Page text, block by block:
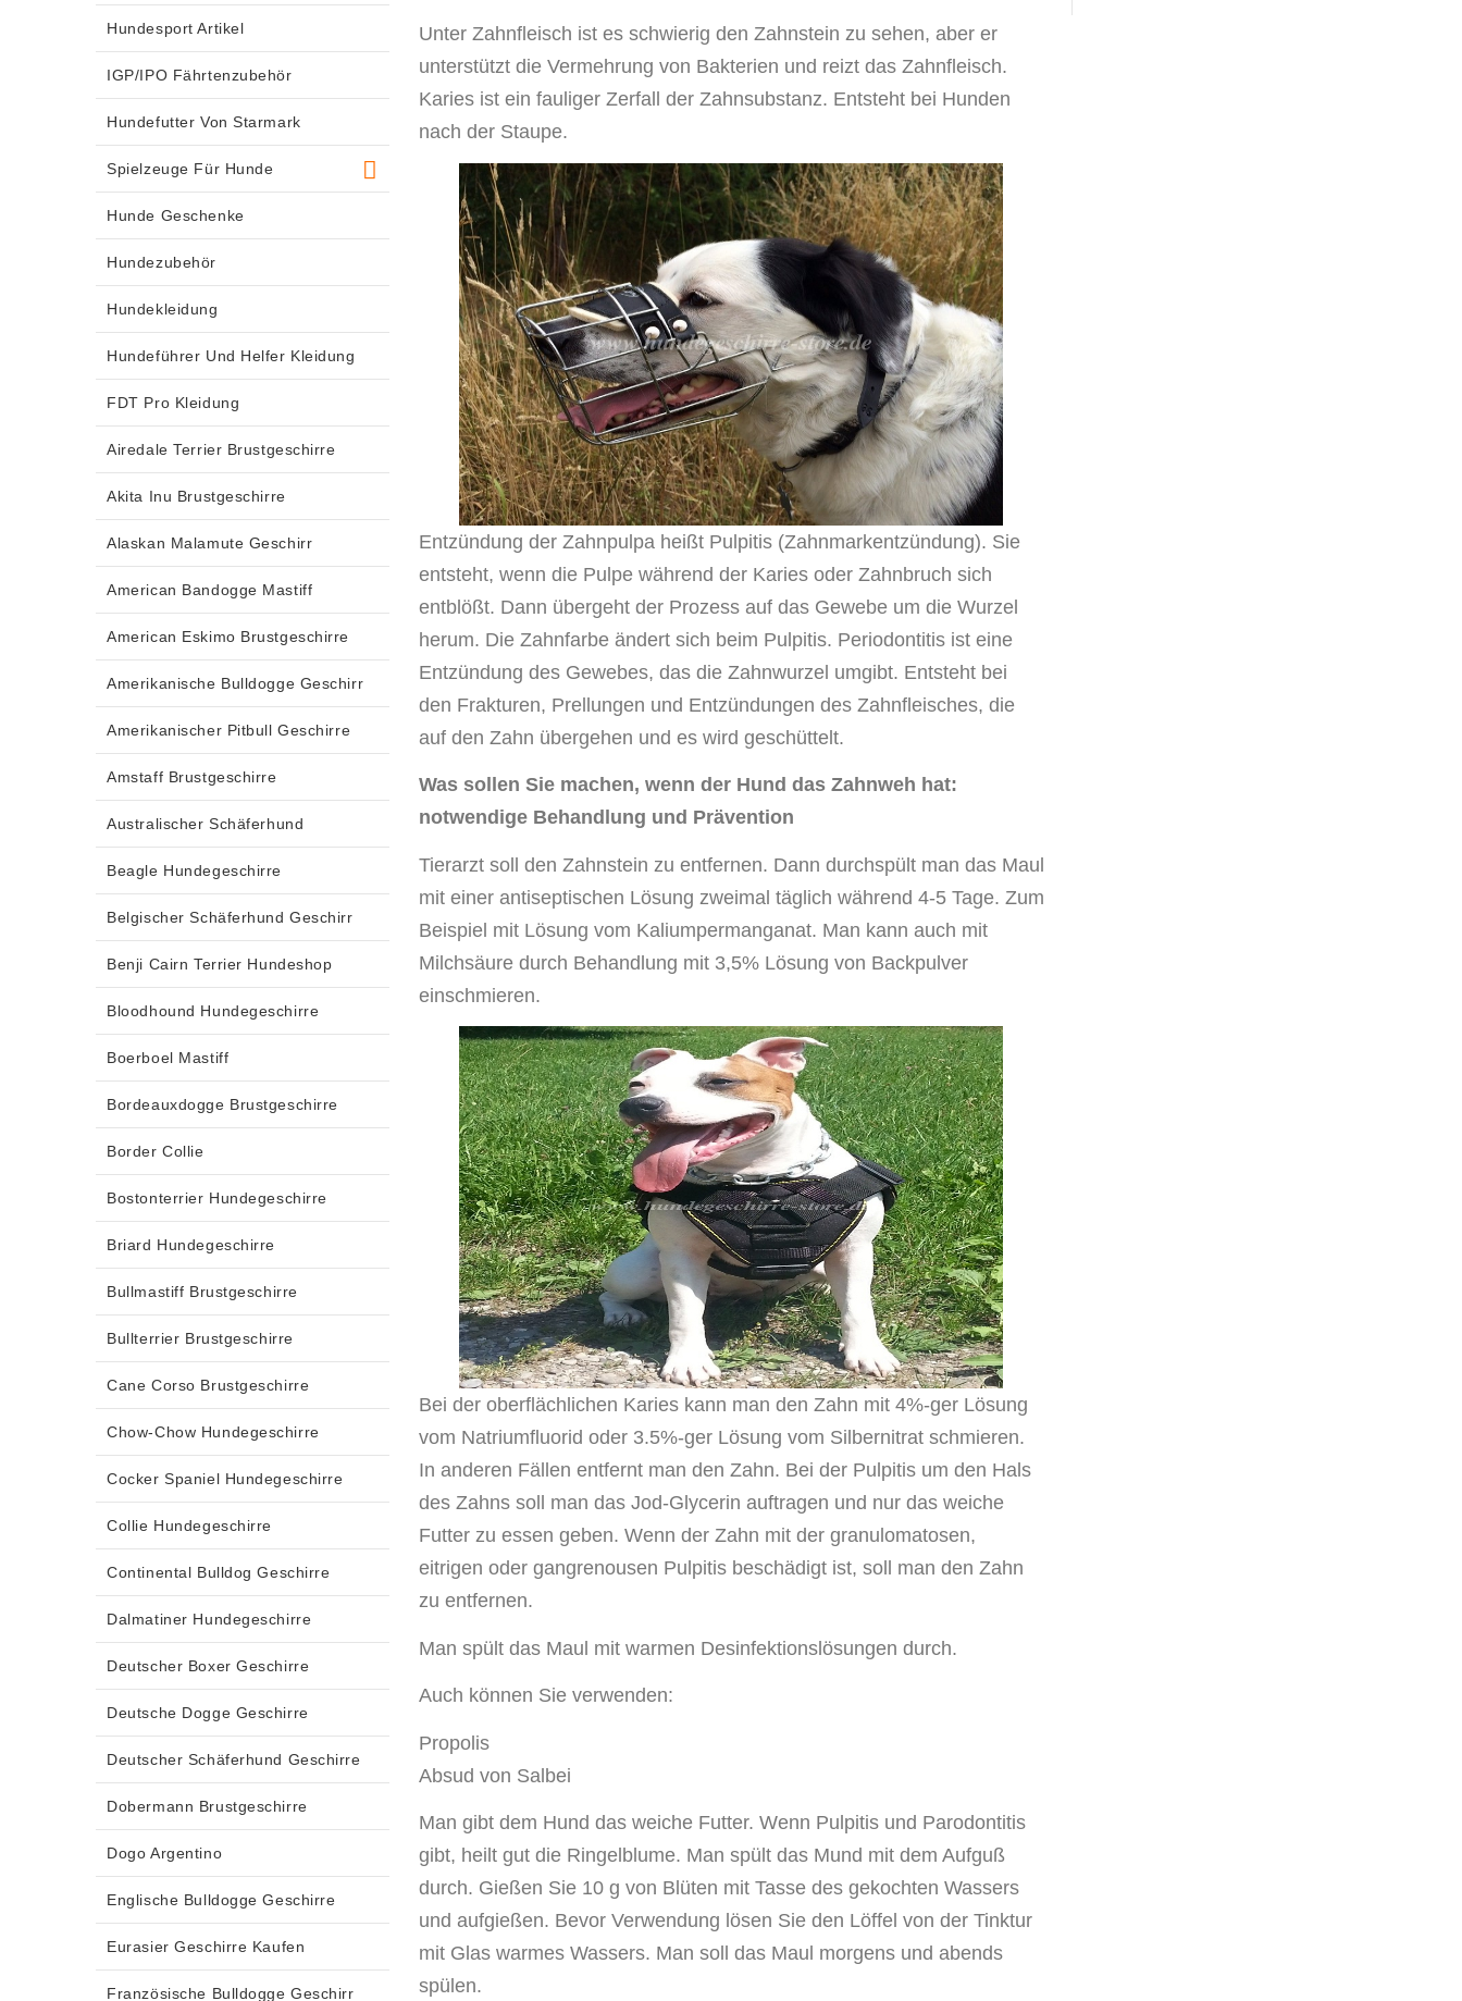
Unter Zahnfleisch ist es schwierig den Zahnstein zu sehen, aber er
unterstützt die Vermehrung von Bakterien und reizt das Zahnfleisch.
Karies ist ein fauliger Zerfall der Zahnsubstanz. Entsteht bei Hunden
nach der Staupe.
Entzündung der Zahnpulpa heißt Pulpitis (Zahnmarkentzündung). Sie
entsteht, wenn die Pulpe während der Karies oder Zahnbruch sich
entblößt. Dann übergeht der Prozess auf das Gewebe um die Wurzel
herum. Die Zahnfarbe ändert sich beim Pulpitis. Periodontitis ist eine
Entzündung des Gewebes, das die Zahnwurzel umgibt. Entsteht bei
den Frakturen, Prellungen und Entzündungen des Zahnfleisches, die
auf den Zahn übergehen und es wird geschüttelt.
Was sollen Sie machen, wenn der Hund das Zahnweh hat:
notwendige Behandlung und Prävention
Tierarzt soll den Zahnstein zu entfernen. Dann durchspült man das Maul
mit einer antiseptischen Lösung zweimal täglich während 4-5 Tage. Zum
Beispiel mit Lösung vom Kaliumpermanganat. Man kann auch mit
Milchsäure durch Behandlung mit 3,5% Lösung von Backpulver
einschmieren.
Bei der oberflächlichen Karies kann man den Zahn mit 4%-ger Lösung
vom Natriumfluorid oder 3.5%-ger Lösung vom Silbernitrat schmieren.
In anderen Fällen entfernt man den Zahn. Bei der Pulpitis um den Hals
des Zahns soll man das Jod-Glycerin auftragen und nur das weiche
Futter zu essen geben. Wenn der Zahn mit der granulomatosen,
eitrigen oder gangrenousen Pulpitis beschädigt ist, soll man den Zahn
zu entfernen.
Man spült das Maul mit warmen Desinfektionslösungen durch.
Auch können Sie verwenden:
Propolis
Absud von Salbei
Man gibt dem Hund das weiche Futter. Wenn Pulpitis und Parodontitis
gibt, heilt gut die Ringelblume. Man spült das Mund mit dem Aufguß
durch. Gießen Sie 10 g von Blüten mit Tasse des gekochten Wassers
und aufgießen. Bevor Verwendung lösen Sie den Löffel von der Tinktur
mit Glas warmes Wassers. Man soll das Maul morgens und abends
spülen.
Hundesport Artikel
IGP/IPO Fährtenzubehör
Hundefutter Von Starmark
Spielzeuge Für Hunde
Hunde Geschenke
Hundezubehör
Hundekleidung
Hundeführer Und Helfer Kleidung
FDT Pro Kleidung
Airedale Terrier Brustgeschirre
Akita Inu Brustgeschirre
Alaskan Malamute Geschirr
American Bandogge Mastiff
American Eskimo Brustgeschirre
Amerikanische Bulldogge Geschirr
Amerikanischer Pitbull Geschirre
Amstaff Brustgeschirre
Australischer Schäferhund
Beagle Hundegeschirre
Belgischer Schäferhund Geschirr
Benji Cairn Terrier Hundeshop
Bloodhound Hundegeschirre
Boerboel Mastiff
Bordeauxdogge Brustgeschirre
Border Collie
Bostonterrier Hundegeschirre
Briard Hundegeschirre
Bullmastiff Brustgeschirre
Bullterrier Brustgeschirre
Cane Corso Brustgeschirre
Chow-Chow Hundegeschirre
Cocker Spaniel Hundegeschirre
Collie Hundegeschirre
Continental Bulldog Geschirre
Dalmatiner Hundegeschirre
Deutscher Boxer Geschirre
Deutsche Dogge Geschirre
Deutscher Schäferhund Geschirre
Dobermann Brustgeschirre
Dogo Argentino
Englische Bulldogge Geschirre
Eurasier Geschirre Kaufen
Französische Bulldogge Geschirr